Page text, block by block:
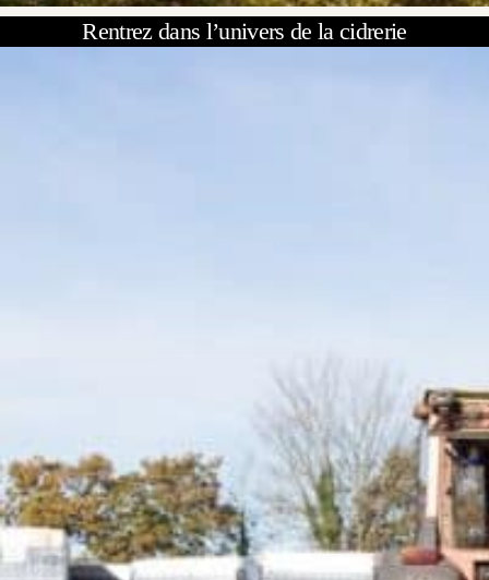
Rentrez dans l’univers de la cidrerie